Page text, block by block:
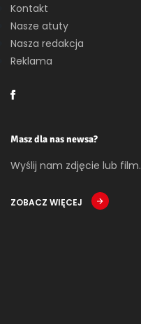
Kontakt
Nasze atuty
Nasza redakcja
Reklama
Masz dla nas newsa?
Wyślij nam zdjęcie lub film.
ZOBACZ WIĘCEJ